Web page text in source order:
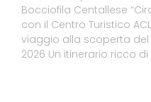
Bocciofila Centallese
con il Centro Turistico
viaggio alla scoperta del
2026 Un itinerario ricco